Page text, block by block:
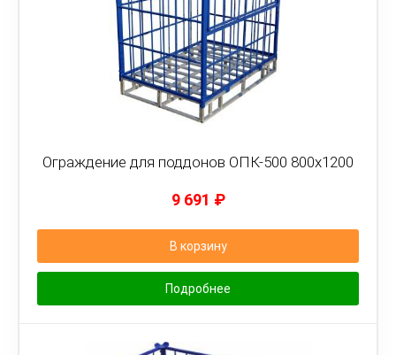
Ограждение для поддонов ОПК-500 800х1200
9 691 ₽
В корзину
Подробнее